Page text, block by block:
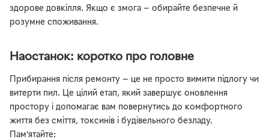
здорове довкілля. Якщо є змога — обирайте безпечне й
розумне споживання.
Наостанок: коротко про головне
Прибирання після ремонту — це не просто вимити підлогу чи
витерти пил. Це цілий етап, який завершує оновлення
простору і допомагає вам повернутись до комфортного
життя без сміття, токсинів і будівельного безладу.
Пам’ятайте: